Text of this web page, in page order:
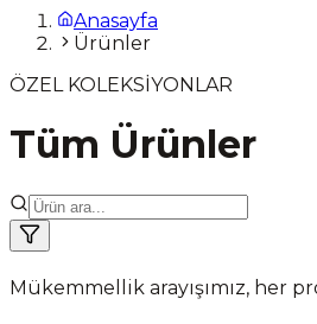
Anasayfa
Ürünler
ÖZEL KOLEKSİYONLAR
Tüm Ürünler
Mükemmellik arayışımız, her